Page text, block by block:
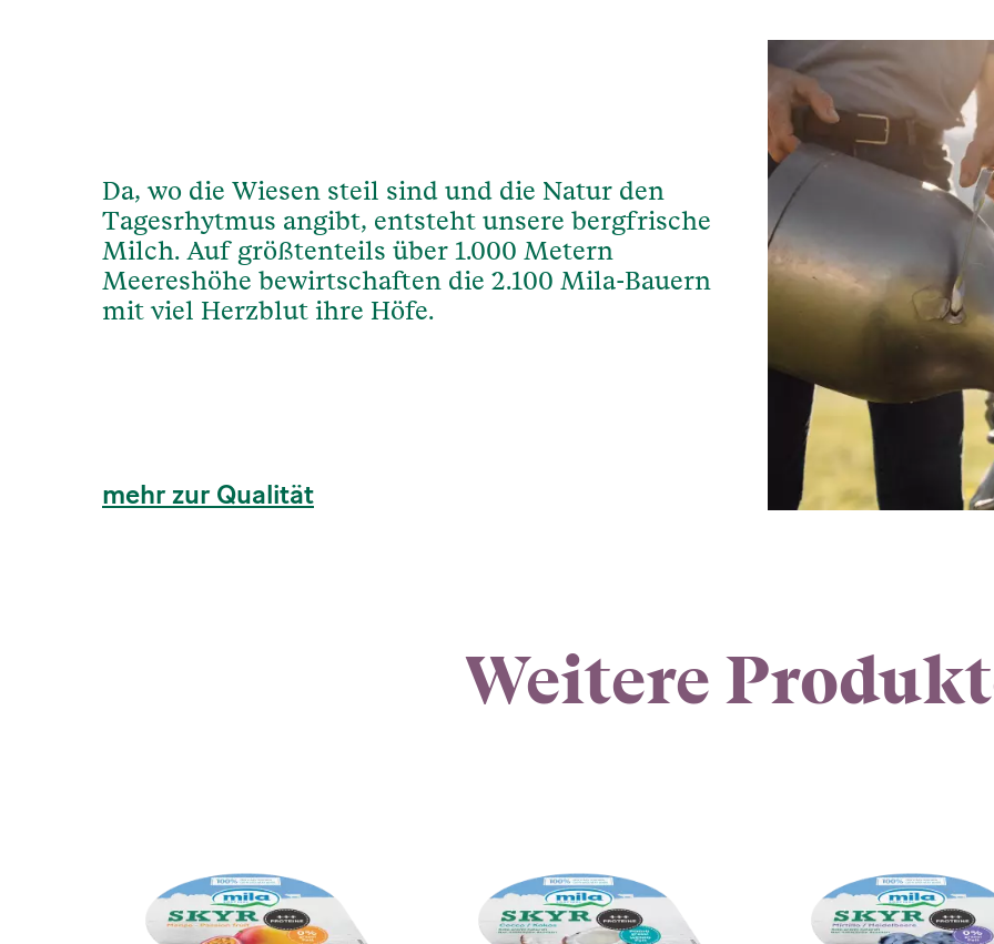
Da, wo die Wiesen steil sind und die Natur den
Tagesrhytmus angibt, entsteht unsere bergfrische
Milch. Auf größtenteils über 1.000 Metern
Meereshöhe bewirtschaften die 2.100 Mila-Bauern
mit viel Herzblut ihre Höfe.
mehr zur Qualität
Weitere